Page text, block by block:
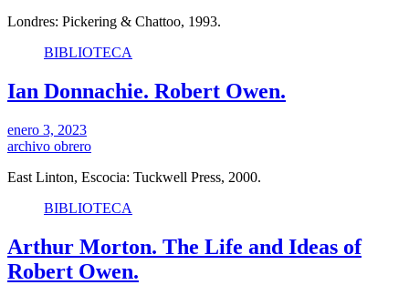
Londres: Pickering & Chattoo, 1993.
BIBLIOTECA
Ian Donnachie. Robert Owen.
enero 3, 2023
archivo obrero
East Linton, Escocia: Tuckwell Press, 2000.
BIBLIOTECA
Arthur Morton. The Life and Ideas of
Robert Owen.